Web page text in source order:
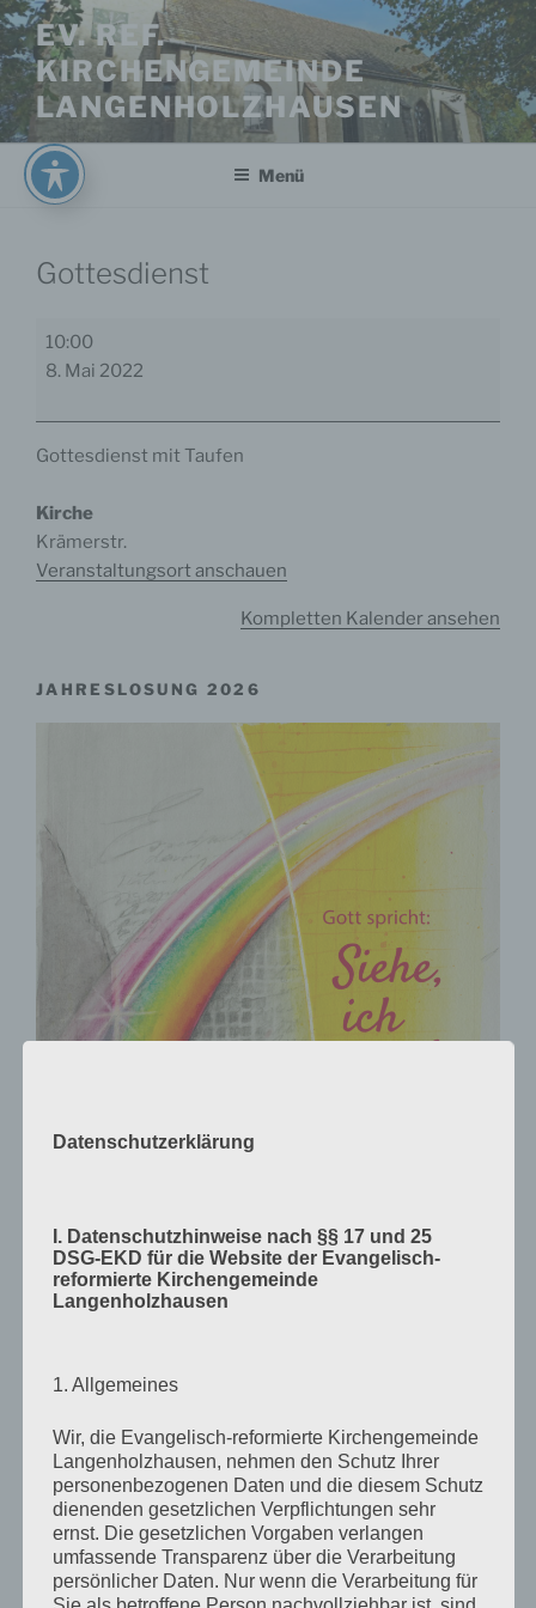
Zum
Inhalt
springen
EV. REF.
KIRCHENGEMEINDE
LANGENHOLZHAUSEN
Menü
Gottesdienst
Gottesdienst
10:00
8. Mai 2022
Gottesdienst mit Taufen
Kirche
Krämerstr.
Veranstaltungsort anschauen
Kompletten Kalender ansehen
JAHRESLOSUNG 2026
Verlag am Birnbach
KALENDER
Veranstaltungen im Januar 2026
Mo Montag
DiDienstag
MiMittwoch
DoDonnerstag
FrFreitag
Sa Samstag
So
Datenschutzerklärung
I. Datenschutzhinweise nach §§ 17 und 25
DSG-EKD für die Website der Evangelisch-
reformierte Kirchengemeinde
Langenholzhausen
1. Allgemeines
Wir, die Evangelisch-reformierte Kirchengemeinde
Langenholzhausen, nehmen den Schutz Ihrer
personenbezogenen Daten und die diesem Schutz
dienenden gesetzlichen Verpflichtungen sehr
ernst. Die gesetzlichen Vorgaben verlangen
umfassende Transparenz über die Verarbeitung
persönlicher Daten. Nur wenn die Verarbeitung für